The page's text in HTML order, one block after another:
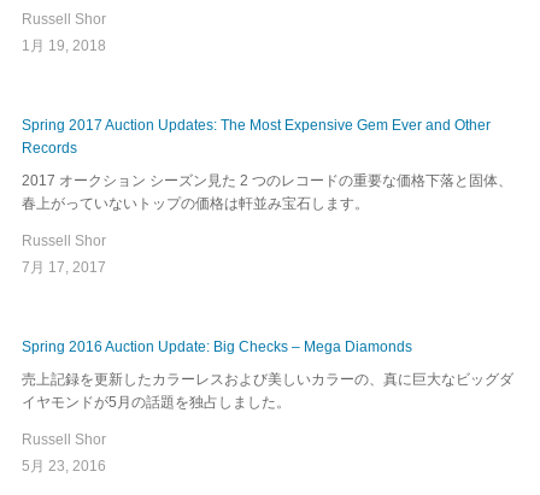
Russell Shor
1月 19, 2018
Spring 2017 Auction Updates: The Most Expensive Gem Ever and Other
Records
2017 オークション シーズン見た 2 つのレコードの重要な価格下落と固体、
春上がっていないトップの価格は軒並み宝石します。
Russell Shor
7月 17, 2017
Spring 2016 Auction Update: Big Checks – Mega Diamonds
売上記録を更新したカラーレスおよび美しいカラーの、真に巨大なビッグダ
イヤモンドが5月の話題を独占しました。
Russell Shor
5月 23, 2016